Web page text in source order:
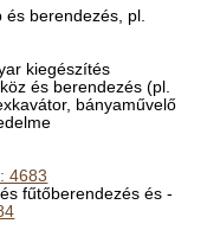
berendezés, pl.
kiegészítés
és berendezés (pl.
bányaművelő
4683
fűtőberendezés és -